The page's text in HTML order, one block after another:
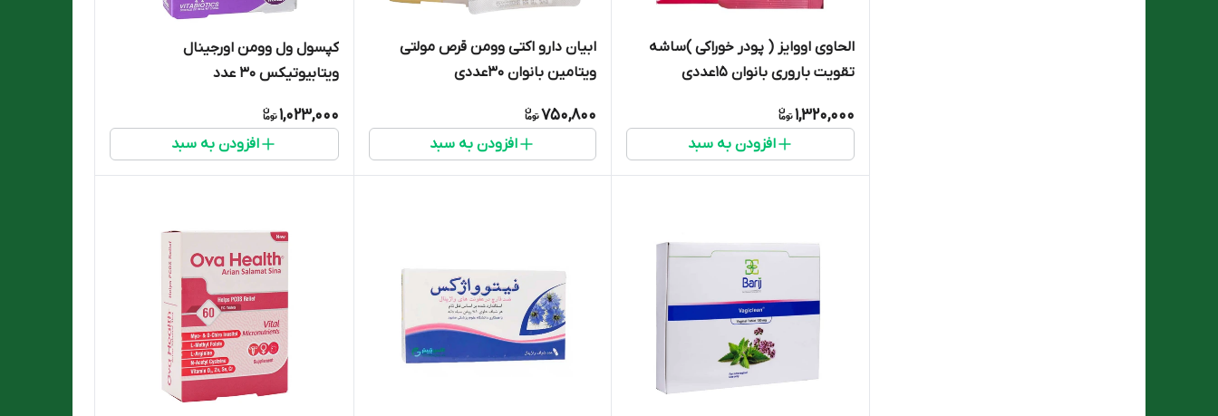
الحاوی اووایز ( پودر خوراکی )ساشه
تقویت باروری بانوان 15عددی
1,320,000
افزودن به سبد
ابیان دارو اکتی وومن قرص مولتی
ویتامین بانوان 30عددی
750,800
افزودن به سبد
کپسول ول وومن اورجینال
ویتابیوتیکس 30 عدد
1,023,000
افزودن به سبد